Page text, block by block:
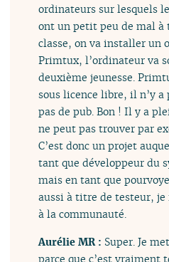
ordinateurs sur lesquels
ont un petit peu de mal à
classe, on va installer un
Primtux, l’ordinateur va
deuxième jeunesse.
sous licence libre, il n’y a
pas de pub. Bon ! Il y a
ne peut pas trouver par
C’est donc un projet
tant que développeur du
mais en tant que
aussi à titre de testeur,
à la communauté.
Aurélie MR : Super. Je
parce que c’est vraiment